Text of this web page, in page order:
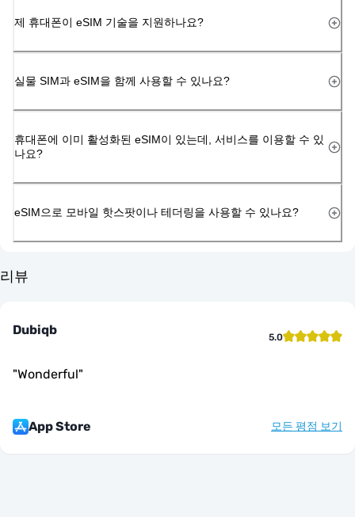
제 휴대폰이 eSIM 기술을 지원하나요?
실물 SIM과 eSIM을 함께 사용할 수 있나요?
휴대폰에 이미 활성화된 eSIM이 있는데, 서비스를 이용할 수 있
나요?
eSIM으로 모바일 핫스팟이나 테더링을 사용할 수 있나요?
리뷰
Dubiqb 5.0
"Wonderful"
App Store 모든 평점 보기